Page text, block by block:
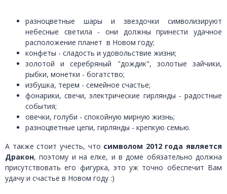
разноцветные шары и звездочки символизируют
небесные светила - они должны принести удачное
расположение планет в Новом году;
конфеты - сладость и удовольствие жизни;
золотой и серебряный "дождик", золотые зайчики,
рыбки, монетки - богатство;
избушка, терем - семейное счастье;
фонарики, свечи, электрические гирлянды - радостные
события;
овечки, голуби - спокойную мирную жизнь;
разноцветные цепи, гирлянды - крепкую семью.
А также стоит учесть, что символом 2012 года является
Дракон, поэтому и на елке, и в доме обязательно должна
присутствовать его фигурка, это уж точно обеспечит Вам
удачу и счастье в Новом году :)